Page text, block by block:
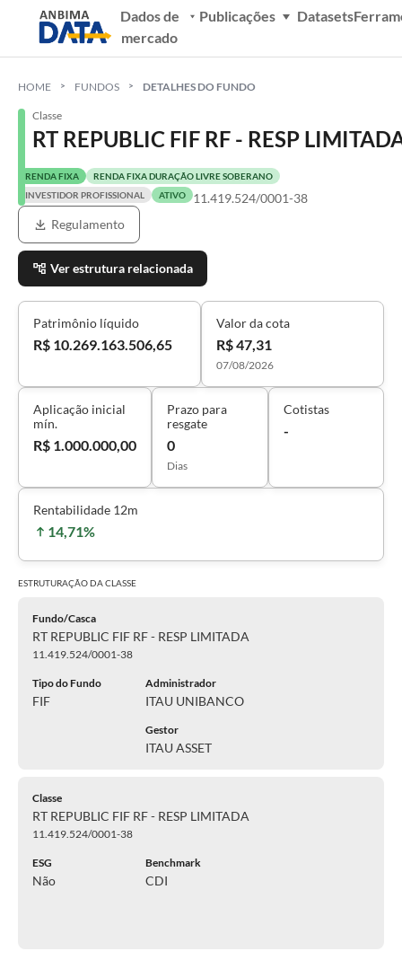
Dados de
mercado
Publicações Datasets
HOME FUNDOS DETALHES DO FUNDO
Classe
RT REPUBLIC FIF RF - RESP
RENDA FIXA
RENDA FIXA DURAÇÃO LIVRE SOBERANO
INVESTIDOR PROFISSIONAL
ATIVO
11.419.524/0001-38
Regulamento
Ver estrutura relacionada
Patrimônio líquido
R$ 10.269.163.506,65
Valor da cota
R$ 47,31
07/08/2026
Aplicação inicial
mín.
R$ 1.000.000,00
Prazo para
resgate
0
Dias
Cotistas
-
Rentabilidade 12m
14,71%
ESTRUTURAÇÃO DACLASSE
Fundo/Casca
RT REPUBLIC FIF RF - RESP LIMITADA
11.419.524/0001-38
Tipo do Fundo
FIF
Administrador
ITAU UNIBANCO
Gestor
ITAU ASSET
Classe
RT REPUBLIC FIF RF - RESP LIMITADA
11.419.524/0001-38
ESG
Não
Benchmark
CDI